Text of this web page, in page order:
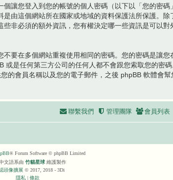
讓您登入到您的帳號的個人密碼（以下以「您的密
由這個網站所在國家或地域的資料保護法所保護。
非必須的額外資訊，您有權決定哪一些資訊是可以
要在多個網站重複使用相同的密碼。您的密碼是讓
是任何第三方公司的任何人都不會跟您索取您的密
的會員名稱以及您的電子郵件，之後 phpBB 軟體會
會員列表
管理團隊
聯繫我們
® Forum Software © phpBB Limited
文語系由 竹貓星球 維護製作
頭像擴展 © 2017, 2018 - 3Di
隱私 | 條款